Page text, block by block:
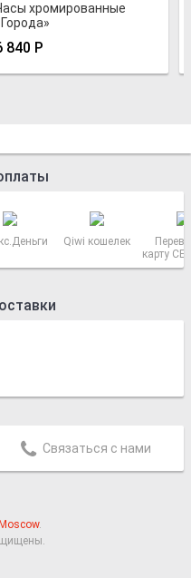
хромированные
840 Р
Qiwi кошелек
карту
Связаться с нами
.